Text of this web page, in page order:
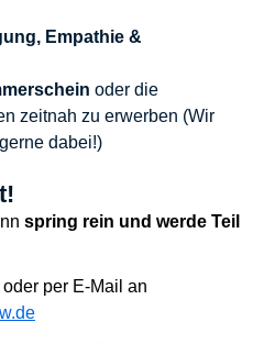
Empathie &
oder die
zeitnah zu erwerben (Wir
dabei!)
spring rein und werde Teil
per E-Mail an